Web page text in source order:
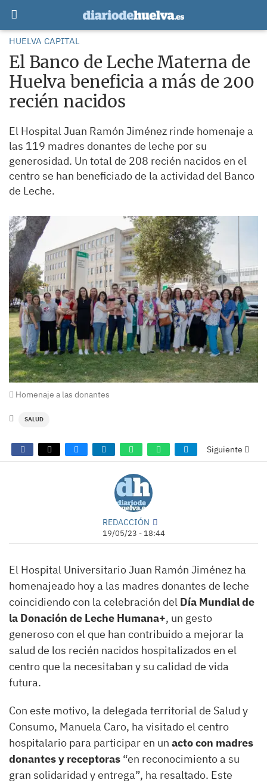
HUELVA CAPITAL
El Banco de Leche Materna de
Huelva beneficia a más de 200
recién nacidos
El Hospital Juan Ramón Jiménez rinde homenaje a
las 119 madres donantes de leche por su
generosidad. Un total de 208 recién nacidos en el
centro se han beneficiado de la actividad del Banco
de Leche.
Homenaje a las donantes
SALUD
Siguiente
REDACCIÓN
19/05/23 - 18:44
El Hospital Universitario Juan Ramón Jiménez ha
homenajeado hoy a las madres donantes de leche
coincidiendo con la celebración del Día Mundial de
la Donación de Leche Humana+, un gesto
generoso con el que han contribuido a mejorar la
salud de los recién nacidos hospitalizados en el
centro que la necesitaban y su calidad de vida
futura.
Con este motivo, la delegada territorial de Salud y
Consumo, Manuela Caro, ha visitado el centro
hospitalario para participar en un acto con madres
donantes y receptoras “en reconocimiento a su
gran solidaridad y entrega”, ha resaltado. Este